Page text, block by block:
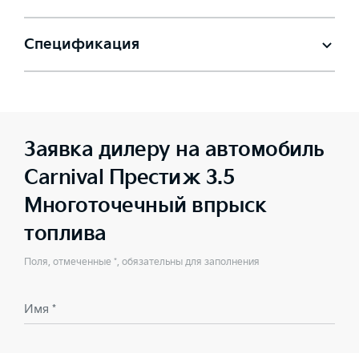
Спецификация
Заявка дилеру на автомобиль
Carnival Престиж 3.5
Многоточечный впрыск
топлива
Поля, отмеченные *, обязательны для заполнения
Имя *